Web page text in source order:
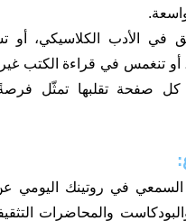
في الأدب الكلاسيكي، أو
أو تنغمس في قراءة الكتب غير
كل صفحة تقلبها تمثّل فرصةً
السمعي في روتينك اليومي
والمحاضرات